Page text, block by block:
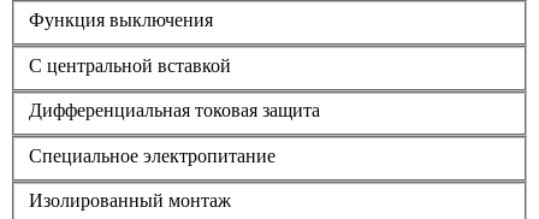
Функция выключения
С центральной вставкой
Дифференциальная токовая защита
Cпециальное электропитание
Изолированный монтаж